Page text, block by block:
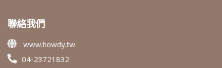
聯絡我們
www.howdy.tw
04-23721832